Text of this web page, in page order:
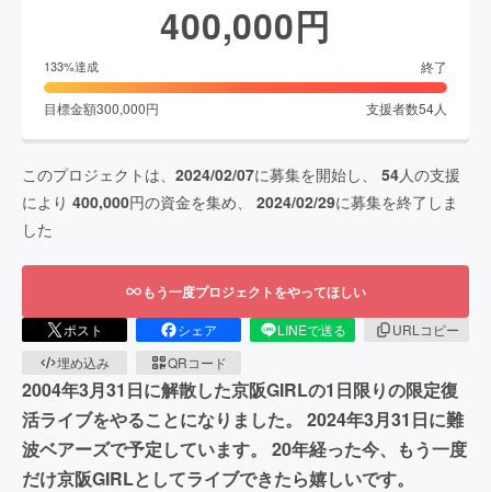
400,000円
133%達成 終了
目標金額300,000円 支援者数54人
このプロジェクトは、 2024/02/07に募集を開始し、 54人の支援
により 400,000円の資金を集め、 2024/02/29に募集を終了しま
した
もう一度プロジェクトをやってほしい
ポスト シェア LINEで送る
URLコピー
埋め込み
QRコード
2004年3月31日に解散した京阪GIRLの1日限りの限定復
活ライブをやることになりました。 2024年3月31日に難
波ベアーズで予定しています。 20年経った今、もう一度
だけ京阪GIRLとしてライブできたら嬉しいです。